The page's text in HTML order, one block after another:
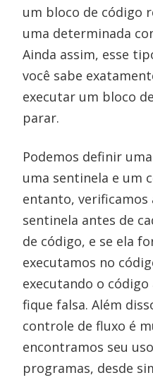
um bloco de código
uma determinada
Ainda assim, esse
você sabe
executar um bloco
parar.
Podemos definir
uma sentinela e um
entanto, verificamos
sentinela antes de
de código, e se ela
executamos no
executando o
fique falsa. Além
controle de fluxo é
encontramos seu
programas, desde